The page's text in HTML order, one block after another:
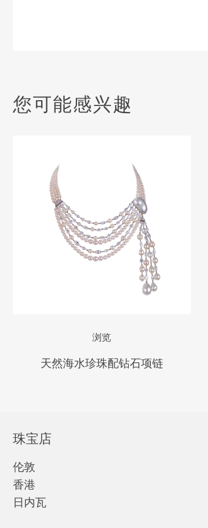
您可能感兴趣
浏览
天然海水珍珠配钻石项链
珠宝店
伦敦
香港
日内瓦